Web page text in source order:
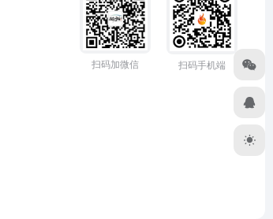
扫码加微信 扫码手机端